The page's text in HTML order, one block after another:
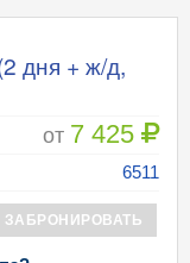
дня + ж/д,
от 7 425
6511
ЗАБРОНИРОВАТЬ